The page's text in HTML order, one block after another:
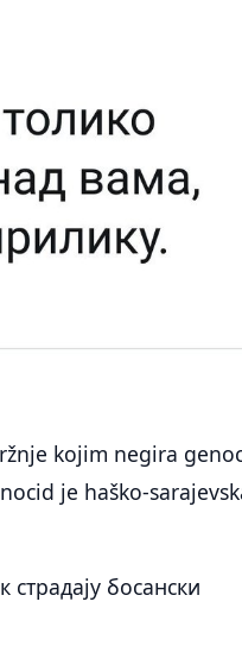
kojim negira
je haško-
страдају босански